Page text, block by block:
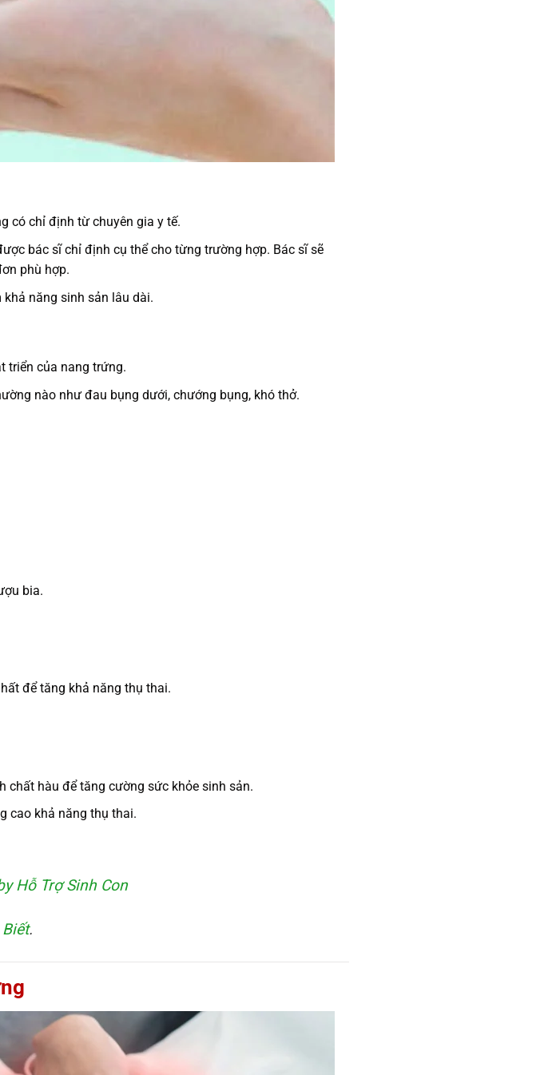
có chỉ định từ chuyên gia y tế.
bác sĩ chỉ định cụ thể cho từng trường hợp. Bác sĩ sẽ
phù hợp.
năng sinh sản lâu dài.
triển của nang trứng.
nào như đau bụng dưới, chướng bụng, khó thở.
bia.
để tăng khả năng thụ thai.
chất hàu để tăng cường sức khỏe sinh sản.
cao khả năng thụ thai.
Hỗ Trợ Sinh Con
.